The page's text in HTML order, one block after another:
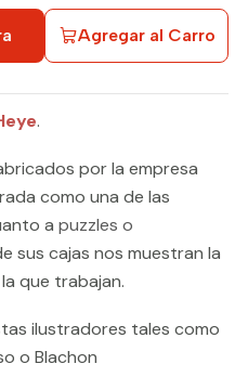
Agregar al Carro
.
por la empresa
como una de las
a puzzles o
sus cajas nos muestran la
que trabajan.
ilustradores tales como
o Blachon